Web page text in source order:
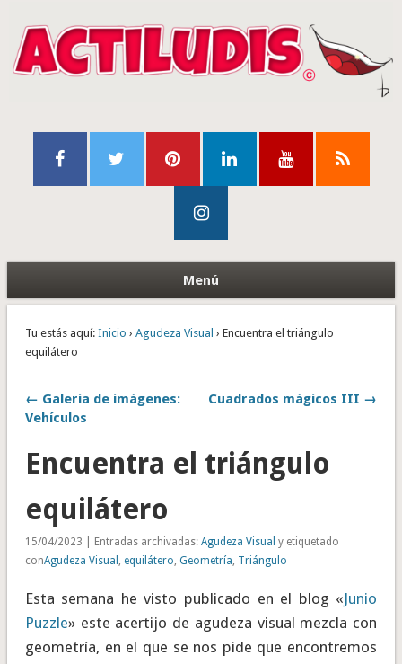
Menú
Tu estás aquí: Inicio › Agudeza Visual › Encuentra el triángulo
equilátero
← Galería de imágenes:
Vehículos
Cuadrados mágicos III →
Encuentra el triángulo
equilátero
15/04/2023 | Entradas archivadas: Agudeza Visual y etiquetado
conAgudeza Visual , equilátero, Geometría, Triángulo
Esta semana he visto publicado en el blog «Junio
Puzzle» este acertijo de agudeza visual mezcla con
geometría, en el que se nos pide que encontremos